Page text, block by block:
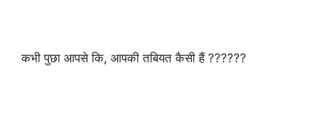
कभी पुछा आपसे कि, आपकी तबियत कैसी हैं ??????